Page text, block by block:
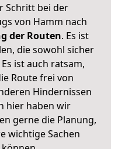
Schritt bei der
von Hamm nach
der Routen. Es ist
die sowohl sicher
ist auch ratsam,
Route frei von
Hindernissen
hier haben wir
gerne die Planung,
wichtige Sachen